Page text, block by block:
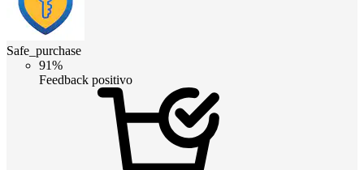
Safe_purchase
91%
Feedback positivo